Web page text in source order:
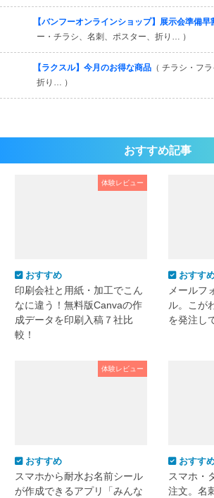
【バンフーオンラインショップ】展示会準備
ー・チラシ、名刺、ポスター、折り… ）
【ラクスル】今月のお得な商品 （ チラシ・フ
折り… ）
おすすめ記事
体験レビュー
おすすめ
印刷会社と用紙・加工でこん
なに違う！無料版Canvaの作
成データを印刷入稿７社比
較！
おすす
メールフ
ル。こが
を発注し
体験レビュー
おすすめ
スマホから耐水お名前シール
が作成できるアプリ「みんな
おすす
スマホ・
注文。名